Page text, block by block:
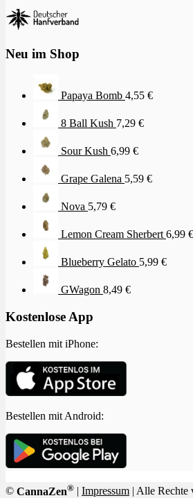
Neu im Shop
Papaya Bomb 4,55 €
8 Ball Kush 7,29 €
Sour Kush 6,99 €
Grape Galena 5,59 €
Nova 5,79 €
Lemon Cream Sherbert 6,99 €
Blueberry Gelato 5,99 €
GWagon 8,49 €
Kostenlose App
Bestellen mit iPhone:
Bestellen mit Android:
© CannaZen® Impressum | Alle Rechte